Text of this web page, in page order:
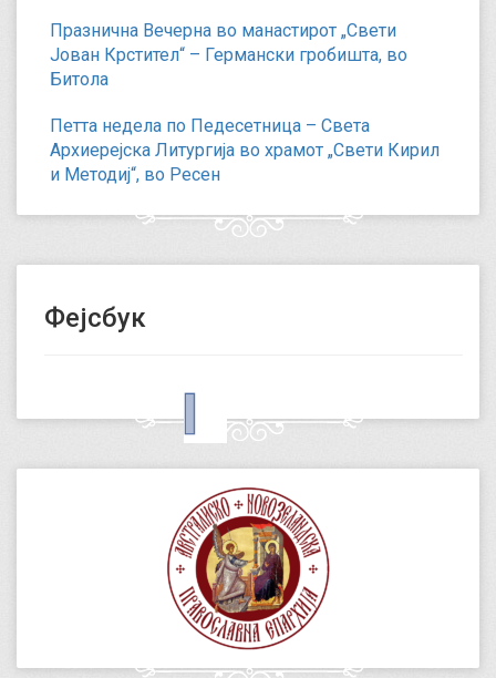
Празнична Вечерна во манастирот „Свети
Јован Крстител“ – Германски гробишта, во
Битола
Петта недела по Педесетница – Света
Архиерејска Литургија во храмот „Свети Кирил
и Методиј“, во Ресен
Фејсбук